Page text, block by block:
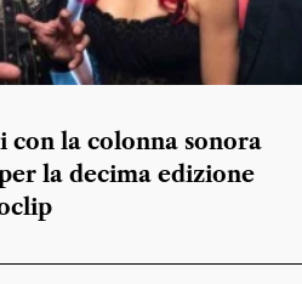
con la colonna sonora
la decima edizione